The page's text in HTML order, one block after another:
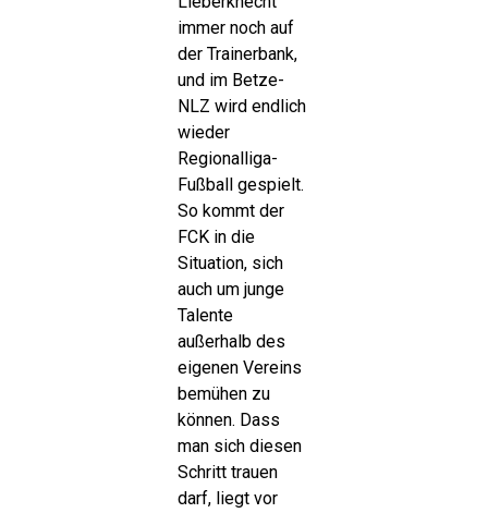
immer noch auf
der Trainerbank,
und im Betze-
NLZ wird endlich
wieder
Regionalliga-
Fußball gespielt.
So kommt der
FCK in die
Situation, sich
auch um junge
Talente
außerhalb des
eigenen Vereins
bemühen zu
können. Dass
man sich diesen
Schritt trauen
darf, liegt vor